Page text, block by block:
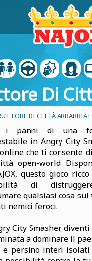
Di
DI CITTÀ
i panni di una
in Angry City
che ti consente
open-world.
questo gioco
di
qualsiasi cosa sul
nemici feroci.
City Smasher,
a dominare il
e persino interi